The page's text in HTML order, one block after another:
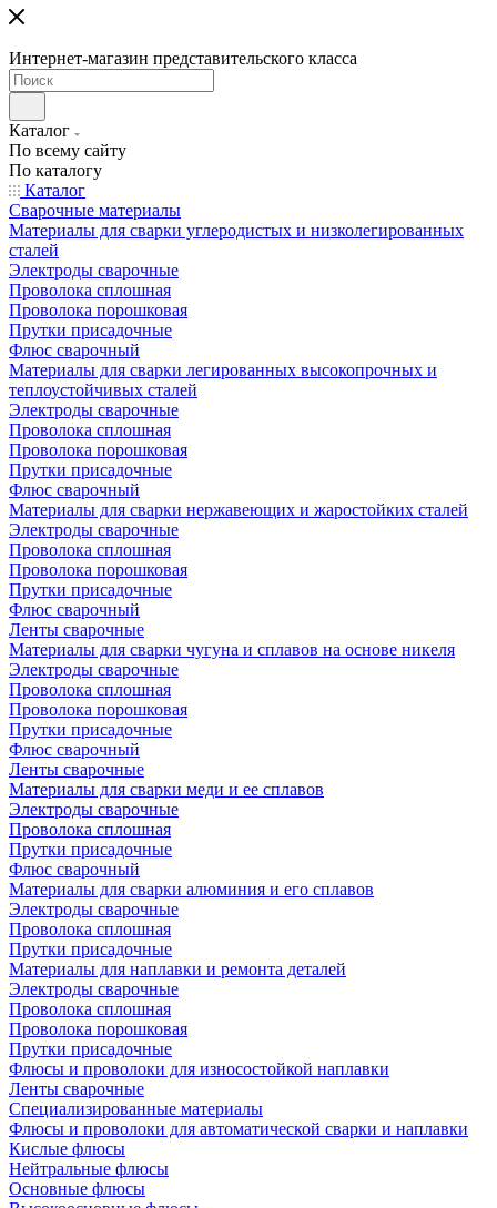
Интернет-магазин представительского класса
Каталог
По всему сайту
По каталогу
Каталог
Сварочные материалы
Материалы для сварки углеродистых и низколегированных
сталей
Электроды сварочные
Проволока сплошная
Проволока порошковая
Прутки присадочные
Флюс сварочный
Материалы для сварки легированных высокопрочных и
теплоустойчивых сталей
Электроды сварочные
Проволока сплошная
Проволока порошковая
Прутки присадочные
Флюс сварочный
Материалы для сварки нержавеющих и жаростойких сталей
Электроды сварочные
Проволока сплошная
Проволока порошковая
Прутки присадочные
Флюс сварочный
Ленты сварочные
Материалы для сварки чугуна и сплавов на основе никеля
Электроды сварочные
Проволока сплошная
Проволока порошковая
Прутки присадочные
Флюс сварочный
Ленты сварочные
Материалы для сварки меди и ее сплавов
Электроды сварочные
Проволока сплошная
Прутки присадочные
Флюс сварочный
Материалы для сварки алюминия и его сплавов
Электроды сварочные
Проволока сплошная
Прутки присадочные
Материалы для наплавки и ремонта деталей
Электроды сварочные
Проволока сплошная
Проволока порошковая
Прутки присадочные
Флюсы и проволоки для износостойкой наплавки
Ленты сварочные
Специализированные материалы
Флюсы и проволоки для автоматической сварки и наплавки
Кислые флюсы
Нейтральные флюсы
Основные флюсы